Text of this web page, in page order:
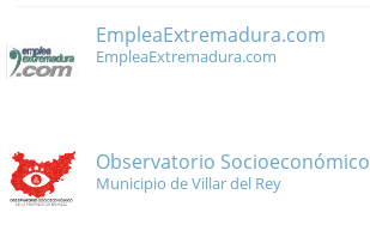
EmpleaExtremadura.com
EmpleaExtremadura.com
Observatorio Socioeconómico
Municipio de Villar del Rey